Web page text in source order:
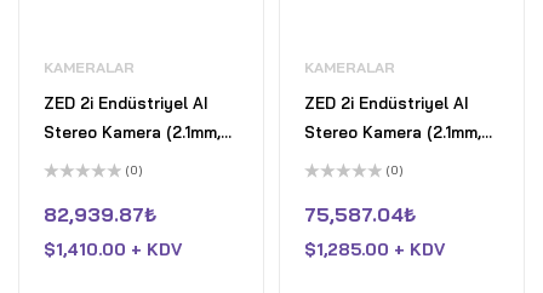
KAMERALAR
ZED 2i Endüstriyel AI
Stereo Kamera (2.1mm,
10m kablo)
üzerinden
0
aldı
(0)
82,939.87₺
$1,410.00 + KDV
KAMERALAR
ZED 2i Endüstriyel AI
Stereo Kamera (2.1mm,
30cm kablo)
üzerinden
0
aldı
(0)
75,587.04₺
$1,285.00 + KDV